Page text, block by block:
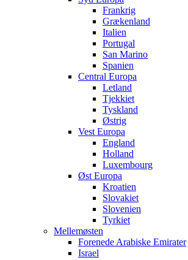
Frankrig
Grækenland
Italien
Portugal
San Marino
Spanien
Central Europa
Letland
Tjekkiet
Tyskland
Østrig
Vest Europa
England
Holland
Luxembourg
Øst Europa
Kroatien
Slovakiet
Slovenien
Tyrkiet
Mellemøsten
Forenede Arabiske Emirater
Israel